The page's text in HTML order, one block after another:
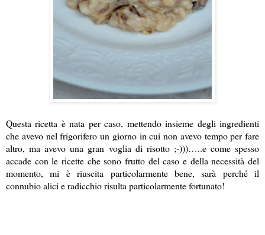
Questa ricetta è nata per caso, mettendo insieme degli ingredienti
che avevo nel frigorifero un giorno in cui non avevo tempo per fare
altro, ma avevo una gran voglia di risotto ;-)))…..e come spesso
accade con le ricette che sono frutto del caso e della necessità del
momento, mi è riuscita particolarmente bene, sarà perché il
connubio alici e radicchio risulta particolarmente fortunato!